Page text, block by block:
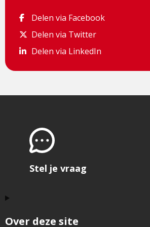
Delen via Facebook
Delen via Facebook
Delen via Twitter
Delen via Twitter
Delen via LinkedIn
Delen via LinkedIn
Over deze site
Stel je vraag